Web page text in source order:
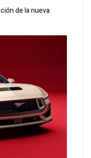
de la nueva